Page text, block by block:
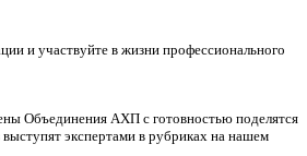
и участвуйте в жизни профессионального
Объединения АХП с готовностью поделятся
экспертами в рубриках на нашем